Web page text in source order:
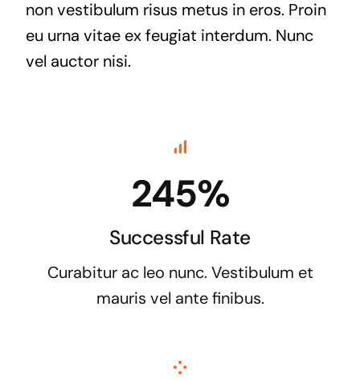
non vestibulum risus metus in eros. Proin
eu urna vitae ex feugiat interdum. Nunc
vel auctor nisi.
245%
Successful Rate
Curabitur ac leo nunc. Vestibulum et
mauris vel ante finibus.